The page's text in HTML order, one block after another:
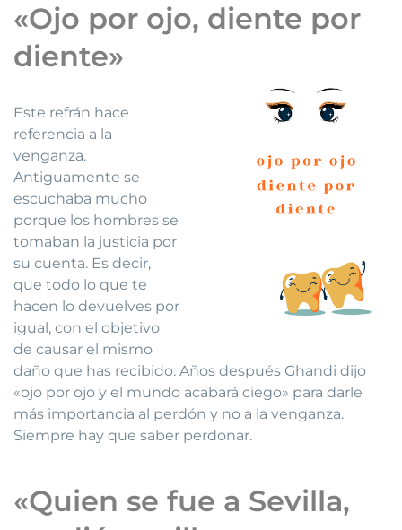
«Ojo por ojo, diente por
diente»
Este refrán hace
referencia a la
venganza.
Antiguamente se
escuchaba mucho
porque los hombres se
tomaban la justicia por
su cuenta. Es decir,
que todo lo que te
hacen lo devuelves por
igual, con el objetivo
de causar el mismo
daño que has recibido. Años después Ghandi dijo
«ojo por ojo y el mundo acabará ciego» para darle
más importancia al perdón y no a la venganza.
Siempre hay que saber perdonar.
«Quien se fue a Sevilla,